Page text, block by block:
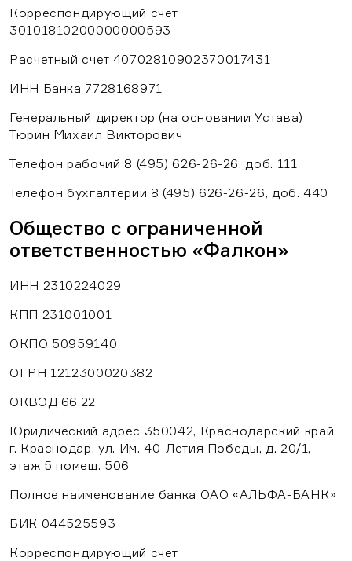
Корреспондирующий счет
30101810200000000593
Расчетный счет 40702810902370017431
ИНН Банка 7728168971
Генеральный директор (на основании Устава)
Тюрин Михаил Викторович
Телефон рабочий 8 (495) 626-26-26, доб. 111
Телефон бухгалтерии 8 (495) 626-26-26, доб. 440
Общество с ограниченной
ответственностью «Фалкон»
ИНН 2310224029
КПП 231001001
ОКПО 50959140
ОГРН 1212300020382
ОКВЭД 66.22
Юридический адрес 350042, Краснодарский край,
г. Краснодар, ул. Им. 40-Летия Победы, д. 20/1,
этаж 5 помещ. 506
Полное наименование банка ОАО «АЛЬФА-БАНК»
БИК 044525593
Корреспондирующий счет